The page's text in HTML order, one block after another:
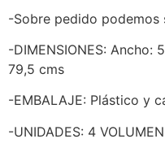
-Sobre pedido podemos
-DIMENSIONES: Ancho:
79,5 cms
-EMBALAJE: Plástico y
-UNIDADES: 4